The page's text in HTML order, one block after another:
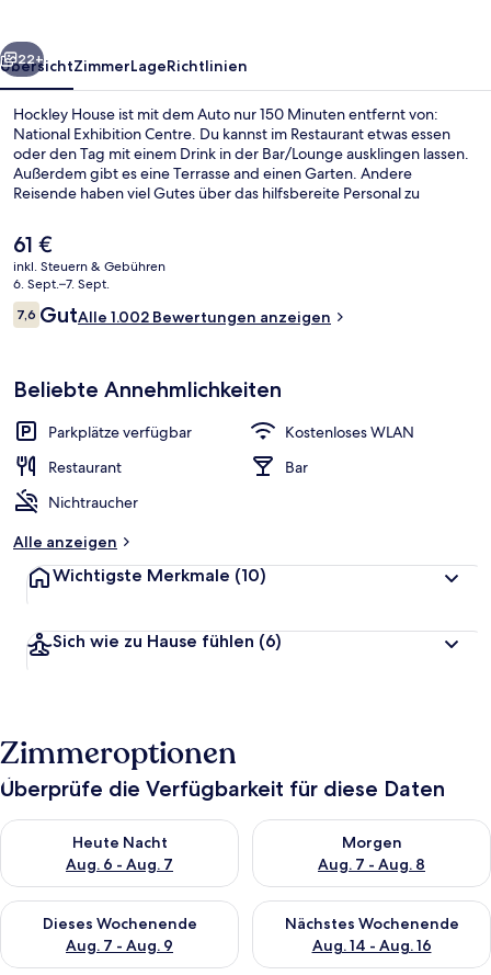
Weiter
22+
ÜbersichtZimmerLageRichtlinien
Hockley House ist mit dem Auto nur 150 Minuten entfernt von:
National Exhibition Centre. Du kannst im Restaurant etwas essen
oder den Tag mit einem Drink in der Bar/Lounge ausklingen lassen.
Außerdem gibt es eine Terrasse and einen Garten. Andere
Reisende haben viel Gutes über das hilfsbereite Personal zu
Der
aktuelle
Preis
beträgt
61 €.
61 €
inkl. Steuern & Gebühren
6. Sept.–7. Sept.
Bewertungen
7,67,6 von 10.
GutAlle 1.002 Bewertungen anzeigen
Beliebte Annehmlichkeiten
Parkplätze verfügbar
Kostenloses WLAN
Restaurant
Bar
Nichtraucher
Alle anzeigen
Wichtigste Merkmale (10)
Sich wie zu Hause fühlen (6)
Zimmeroptionen
Überprüfe die Verfügbarkeit für diese Daten
Heute Nacht
Aug. 6 - Aug. 7
Überprüfe die Verfügbarkeit für heute Nacht, Aug. 6 - Aug. 7.
Morgen
Aug. 7 - Aug. 8
Überprüfe die Verfügbarkeit
Dieses Wochenende
Aug. 7 - Aug. 9
Überprüfe die Verfügbarkeit für dieses Wochenende, Aug. 7
Nächstes Wochenende
Aug. 14 - Aug. 16
Überprüfe die Verfügbarkeit